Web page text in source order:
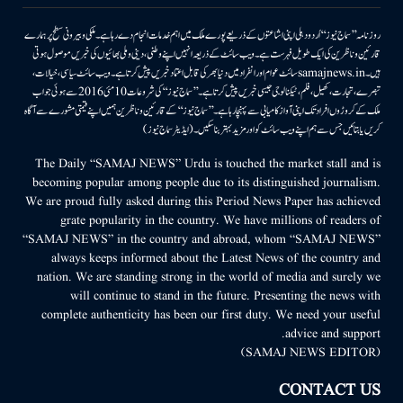
روزنامہ ’’سماج نیوز‘‘ اُردو دہلی اپنی اشاعتوں کے ذریعے پورے ملک میں اہم خدمات انجام دے رہا ہے۔ ملکی وبیرونی سطح پر ہمارے
قارئین وناظرین کی ایک طویل فہرست ہے۔ ویب سائٹ کے ذریعہ انہیں اپنے وطنی، دینی وملی بھائیوں کی خبریں موصول ہوتی
ہیں۔samajnews.inسائٹ عوام اور انفراد میں دنیا بھر کی قابل اعتماد خبریں پیش کرتا ہے۔ ویب سائٹ سیاسی، خیالات،
تبصرے، تجارت، کھیل، فلم، ٹیکنالوجی جیسی خبریں پیش کرتا ہے۔ ’’سماج نیوز‘‘ کی شروعات 10مئی 2016 سے ہوئی جو اب
ملک کے کروڑوں افراد تک اپنی آواز کامیابی سے پہنچا رہا ہے۔ ’’سماج نیوز‘‘ کے قارئین وناظرین ہمیں اپنے قیمتی مشورے سے آگاہ
کریں یا بتائیں جس سے ہم اپنے ویب سائٹ کو اور مزید بہتر بناسکیں۔ (ایڈیٹر سماج نیوز)
The Daily “SAMAJ NEWS” Urdu is touched the market stall and is
becoming popular among people due to its distinguished journalism.
We are proud fully asked during this Period News Paper has achieved
grate popularity in the country. We have millions of readers of
“SAMAJ NEWS” in the country and abroad, whom “SAMAJ NEWS”
always keeps informed about the Latest News of the country and
nation. We are standing strong in the world of media and surely we
will continue to stand in the future. Presenting the news with
complete authenticity has been our first duty. We need your useful
advice and support.
(SAMAJ NEWS EDITOR)
CONTACT US